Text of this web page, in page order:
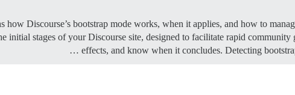
initial stages of your Discourse site, designed to facilitate rapid
effects, and know when it concludes. Detecting